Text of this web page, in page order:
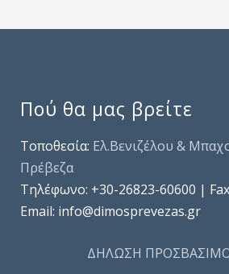
Πού θα μας βρείτε
Τοποθεσία: Ελ.Βενιζέλου &
Πρέβεζα
Τηλέφωνo: +30-26823-60600 |
Email: info@dimosprevezas.gr
ΔΗΛΩΣΗ